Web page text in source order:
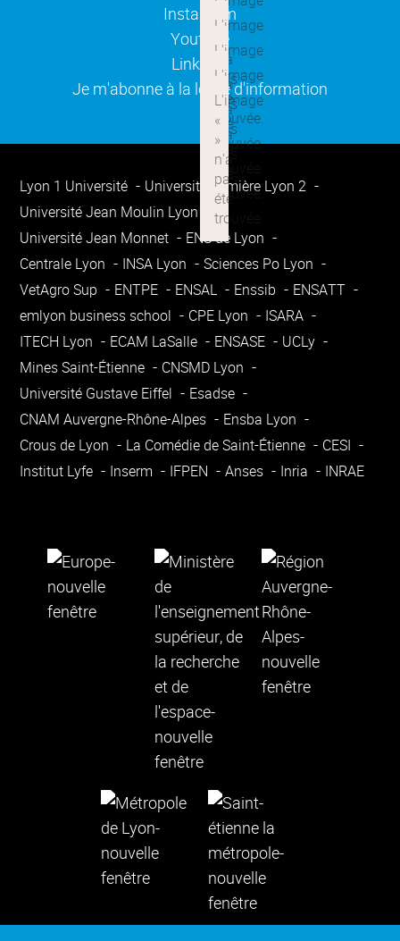
Instagram(ouverture dans une
Youtube(ouverture dans une
Linkedin
(ouverture dans une
Je m'abonne à la lettre d'information
(ouverture dans une
Lyon 1 Université
Université Lumière Lyon 2
Université Jean Moulin Lyon 3
Université Jean Monnet
ENS de Lyon
Centrale Lyon
INSA Lyon
Sciences Po Lyon
VetAgro Sup
ENTPE ENSAL Enssib
ENSATT
emlyon business school
CPE Lyon
ISARA
ITECH Lyon
ECAM LaSalle ENSASE
UCLy
Mines Saint-Étienne
CNSMD Lyon
Université Gustave Eiffel
Esadse
CNAM Auvergne-Rhône-Alpes
Ensba Lyon
Crous de Lyon
La Comédie de Saint-Étienne
CESI
Institut Lyfe
Inserm IFPEN Anses Inria INRAE